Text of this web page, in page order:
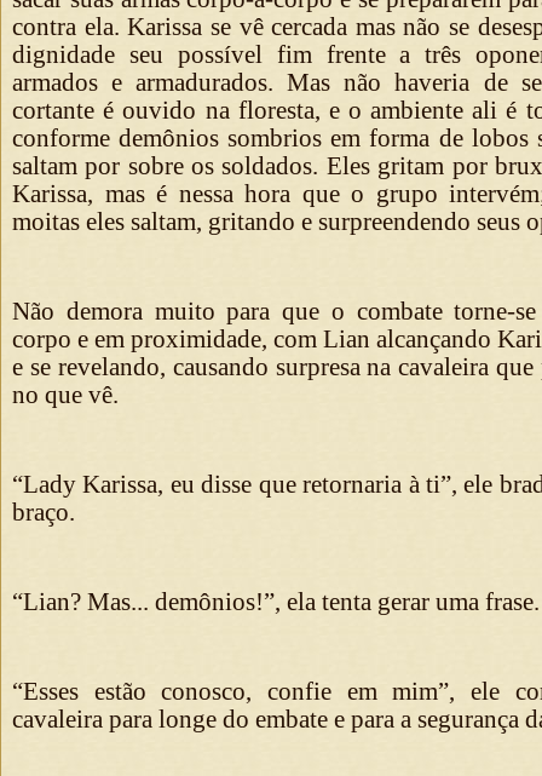
contra ela. Karissa se vê cercada mas não se
dignidade seu possível fim frente a três
armados e armadurados. Mas não haveria de
cortante é ouvido na floresta, e o ambiente ali é
conforme demônios sombrios em forma de lobos
saltam por sobre os soldados. Eles gritam por
Karissa, mas é nessa hora que o grupo
moitas eles saltam, gritando e surpreendendo seus
Não demora muito para que o combate torne-
corpo e em proximidade, com Lian alcançando
e se revelando, causando surpresa na cavaleira
no que vê.
“Lady Karissa, eu disse que retornaria à ti”, ele
braço.
“Lian? Mas... demônios!”, ela tenta gerar uma frase.
“Esses estão conosco, confie em mim”, ele
cavaleira para longe do embate e para a segurança